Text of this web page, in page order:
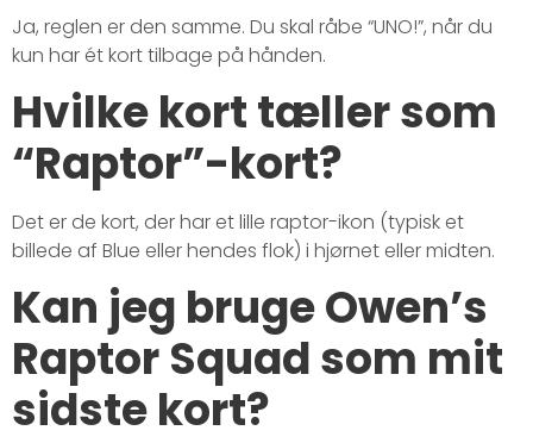
Ja, reglen er den samme. Du skal råbe “UNO!”, når du
kun har ét kort tilbage på hånden.
Hvilke kort tæller som
“Raptor”-kort?
Det er de kort, der har et lille raptor-ikon (typisk et
billede af Blue eller hendes flok) i hjørnet eller midten.
Kan jeg bruge Owen’s
Raptor Squad som mit
sidste kort?